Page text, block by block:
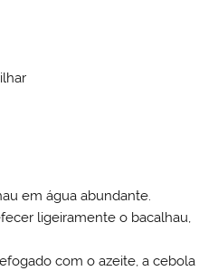
em água abundante.
ligeiramente o bacalhau,
com o azeite, a cebola